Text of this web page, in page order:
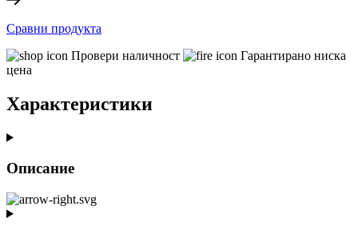
Сравни продукта
Провери наличност
Гарантирано ниска
цена
Характеристики
Описание